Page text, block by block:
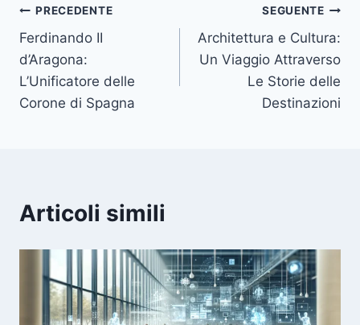
Navigazione
articoli
PRECEDENTE
Ferdinando II
d’Aragona:
L’Unificatore delle
Corone di Spagna
SEGUENTE
Architettura e Cultura:
Un Viaggio Attraverso
Le Storie delle
Destinazioni
Articoli simili